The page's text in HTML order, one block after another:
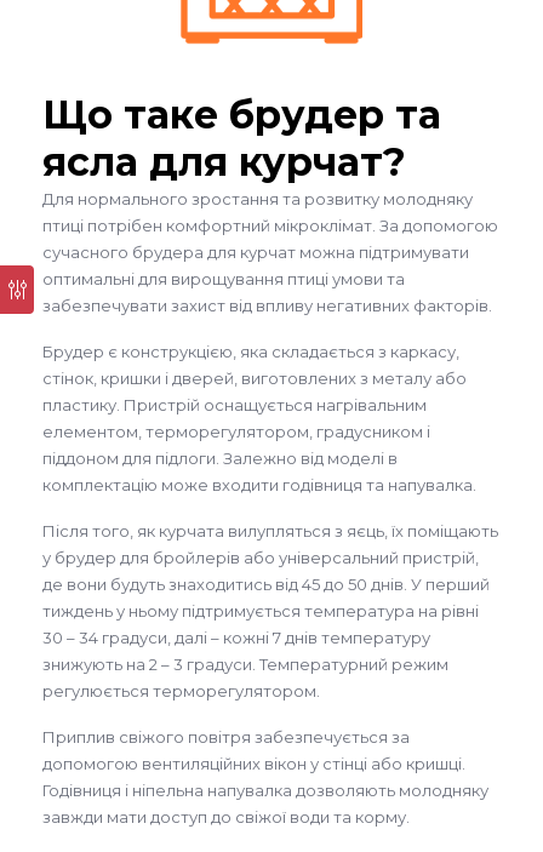
Що таке брудер та
ясла для курчат?
Для нормального зростання та розвитку молодняку
птиці потрібен комфортний мікроклімат. За допомогою
сучасного брудера для курчат можна підтримувати
оптимальні для вирощування птиці умови та
забезпечувати захист від впливу негативних факторів.
Брудер є конструкцією, яка складається з каркасу,
стінок, кришки і дверей, виготовлених з металу або
пластику. Пристрій оснащується нагрівальним
елементом, терморегулятором, градусником і
піддоном для підлоги. Залежно від моделі в
комплектацію може входити годівниця та напувалка.
Після того, як курчата вилупляться з яєць, їх поміщають
у брудер для бройлерів або універсальний пристрій,
де вони будуть знаходитись від 45 до 50 днів. У перший
тиждень у ньому підтримується температура на рівні
30 – 34 градуси, далі – кожні 7 днів температуру
знижують на 2 – 3 градуси. Температурний режим
регулюється терморегулятором.
Приплив свіжого повітря забезпечується за
допомогою вентиляційних вікон у стінці або кришці.
Годівниця і ніпельна напувалка дозволяють молодняку
завжди мати доступ до свіжої води та корму.